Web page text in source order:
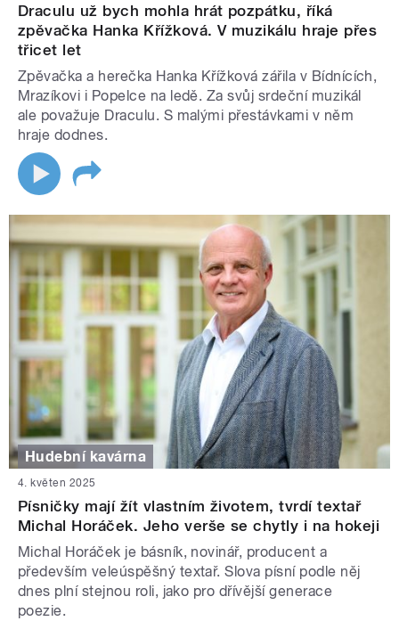
Draculu už bych mohla hrát pozpátku, říká
zpěvačka Hanka Křížková. V muzikálu hraje přes
třicet let
Zpěvačka a herečka Hanka Křížková zářila v Bídnících,
Mrazíkovi i Popelce na ledě. Za svůj srdeční muzikál
ale považuje Draculu. S malými přestávkami v něm
hraje dodnes.
Hudební kavárna
4. květen 2025
Písničky mají žít vlastním životem, tvrdí textař
Michal Horáček. Jeho verše se chytly i na hokeji
Michal Horáček je básník, novinář, producent a
především veleúspěšný textař. Slova písní podle něj
dnes plní stejnou roli, jako pro dřívější generace
poezie.